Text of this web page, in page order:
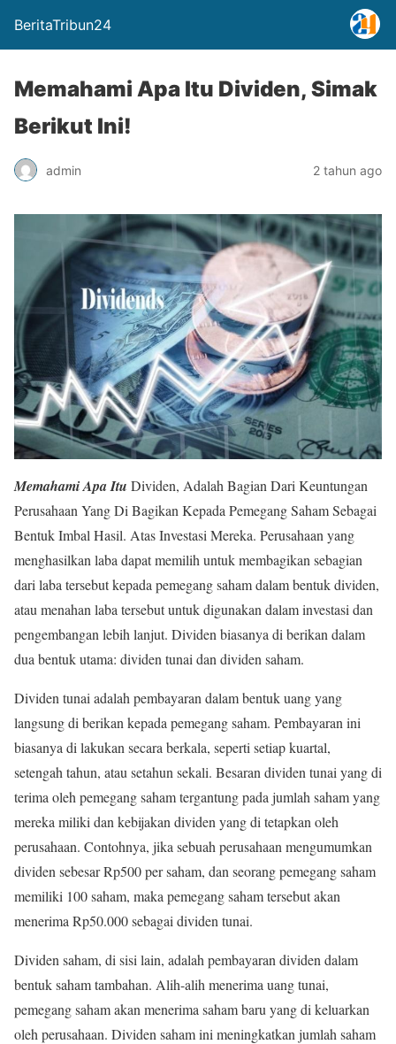
BeritaTribun24
Memahami Apa Itu Dividen, Simak
Berikut Ini!
admin 2 tahun ago
Memahami Apa Itu Dividen, Adalah Bagian Dari Keuntungan
Perusahaan Yang Di Bagikan Kepada Pemegang Saham Sebagai
Bentuk Imbal Hasil. Atas Investasi Mereka. Perusahaan yang
menghasilkan laba dapat memilih untuk membagikan sebagian
dari laba tersebut kepada pemegang saham dalam bentuk dividen,
atau menahan laba tersebut untuk digunakan dalam investasi dan
pengembangan lebih lanjut. Dividen biasanya di berikan dalam
dua bentuk utama: dividen tunai dan dividen saham.
Dividen tunai adalah pembayaran dalam bentuk uang yang
langsung di berikan kepada pemegang saham. Pembayaran ini
biasanya di lakukan secara berkala, seperti setiap kuartal,
setengah tahun, atau setahun sekali. Besaran dividen tunai yang di
terima oleh pemegang saham tergantung pada jumlah saham yang
mereka miliki dan kebijakan dividen yang di tetapkan oleh
perusahaan. Contohnya, jika sebuah perusahaan mengumumkan
dividen sebesar Rp500 per saham, dan seorang pemegang saham
memiliki 100 saham, maka pemegang saham tersebut akan
menerima Rp50.000 sebagai dividen tunai.
Dividen saham, di sisi lain, adalah pembayaran dividen dalam
bentuk saham tambahan. Alih-alih menerima uang tunai,
pemegang saham akan menerima saham baru yang di keluarkan
oleh perusahaan. Dividen saham ini meningkatkan jumlah saham